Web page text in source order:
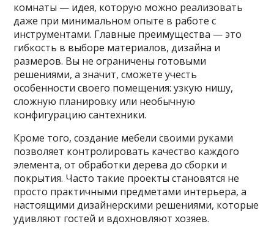
комнаты — идея, которую можно реализовать
даже при минимальном опыте в работе с
инструментами. Главные преимущества — это
гибкость в выборе материалов, дизайна и
размеров. Вы не ограничены готовыми
решениями, а значит, сможете учесть
особенности своего помещения: узкую нишу,
сложную планировку или необычную
конфигурацию сантехники.
Кроме того, создание мебели своими руками
позволяет контролировать качество каждого
элемента, от обработки дерева до сборки и
покрытия. Часто такие проекты становятся не
просто практичными предметами интерьера, а
настоящими дизайнерскими решениями, которые
удивляют гостей и вдохновляют хозяев.